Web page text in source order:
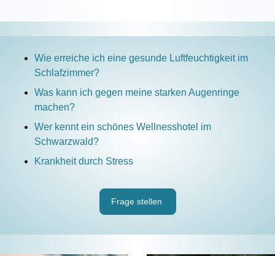
Wie erreiche ich eine gesunde Luftfeuchtigkeit im
Schlafzimmer?
Was kann ich gegen meine starken Augenringe
machen?
Wer kennt ein schönes Wellnesshotel im
Schwarzwald?
Krankheit durch Stress
Frage stellen